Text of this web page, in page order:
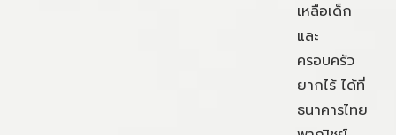
เหลือเด็ก
และ
ครอบครัว
ยากไร้ ได้ที่
ธนาคารไทย